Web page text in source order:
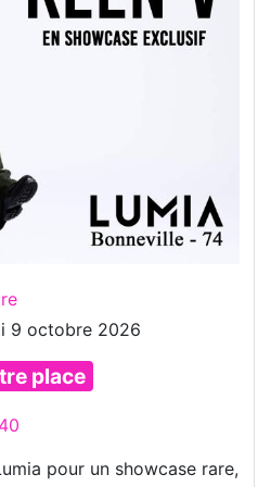
9 octobre 2026
place
pour un showcase rare,